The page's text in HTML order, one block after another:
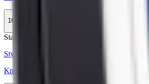
10-pack
Stark
Styrka Stark · Large
Knox Karaktär Blue Stark White Portion